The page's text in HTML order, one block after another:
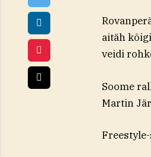
aitäh
veidi
Soome
Martin